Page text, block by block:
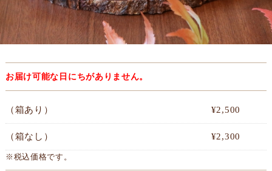
お届け可能な日にちがありません。
（箱あり） ¥2,500
（箱なし） ¥2,300
※税込価格です。